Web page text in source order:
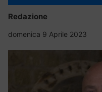
Redazione
domenica 9 Aprile 2023